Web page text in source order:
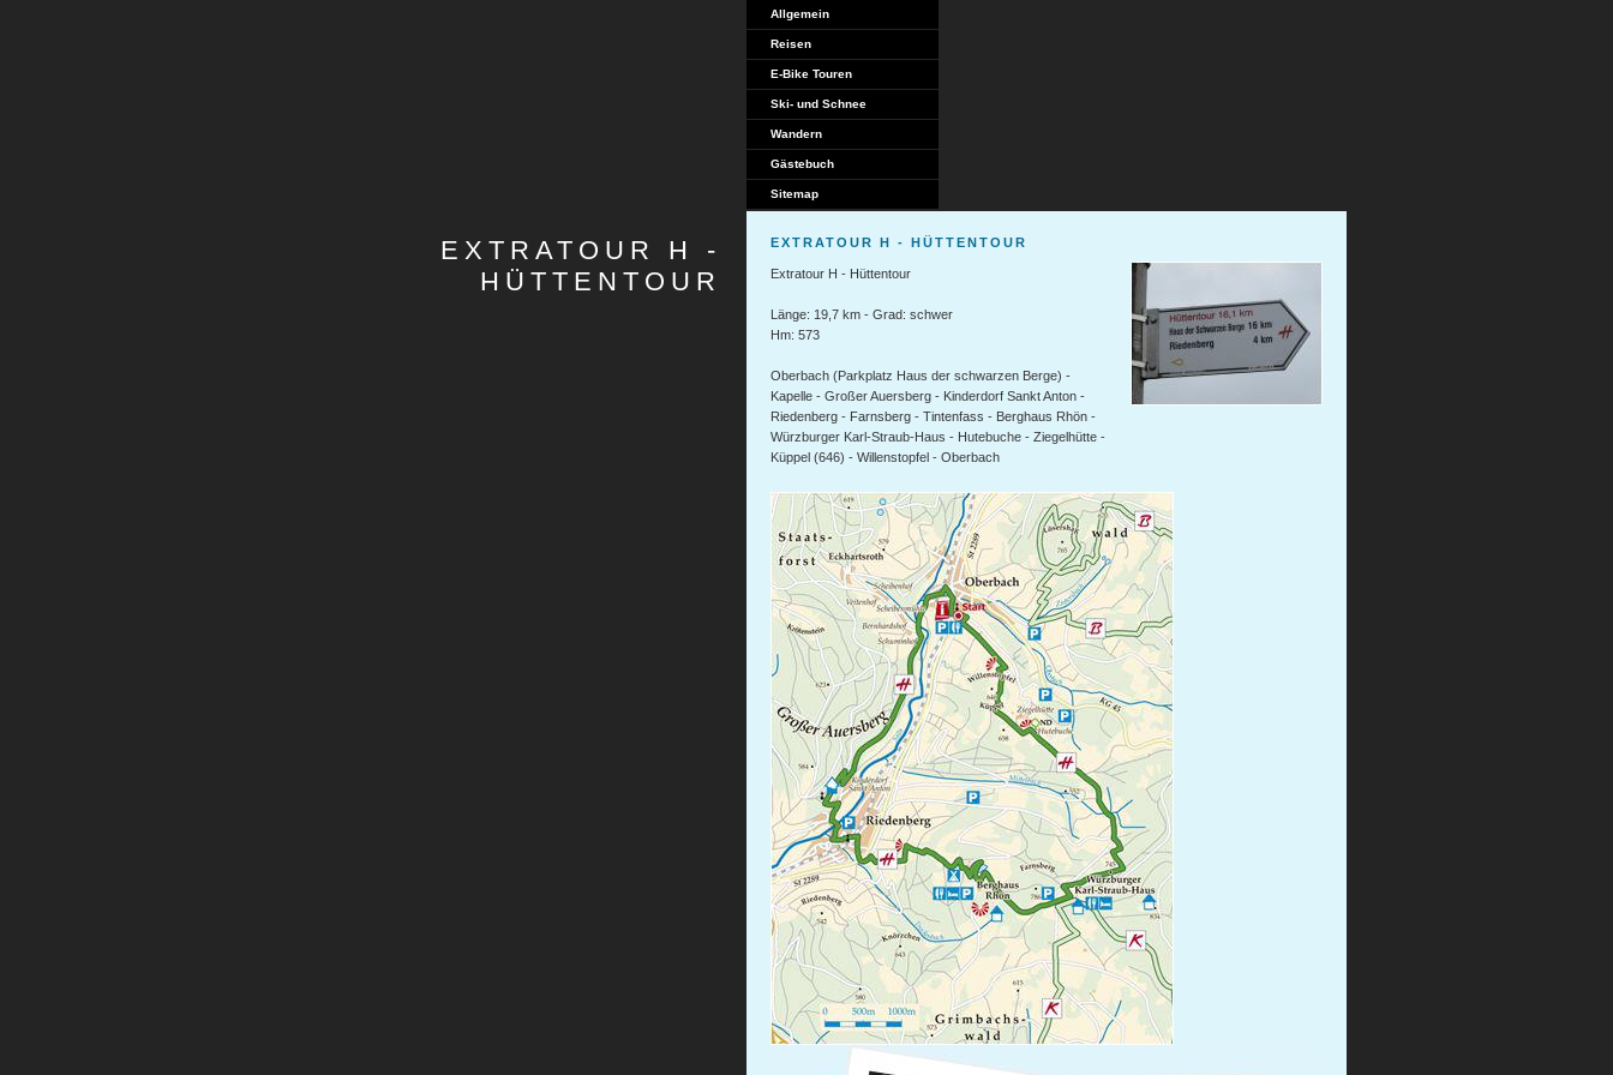
Allgemein
Reisen
E-Bike Touren
Ski- und Schnee
Wandern
Gästebuch
Sitemap
EXTRATOUR H - HÜTTENTOUR
Extratour H - Hüttentour
Länge: 19,7 km - Grad: schwer
Hm: 573
Oberbach (Parkplatz Haus der schwarzen Berge) -
Kapelle - Großer Auersberg - Kinderdorf Sankt Anton -
Riedenberg - Farnsberg - Tintenfass - Berghaus Rhön -
Würzburger Karl-Straub-Haus - Hutebuche - Ziegelhütte -
Küppel (646) - Willenstopfel - Oberbach
EXTRATOUR H -
HÜTTENTOUR